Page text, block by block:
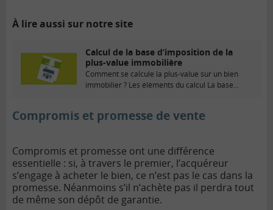
À lire aussi sur notre site
Calcul de la base d’imposition de la
plus-value immobilière
Comment se calcule la plus-value sur un bien
immobilier ? Les éléments du calcul La base...
Compromis et promesse de vente
Compromis et promesse ont une différence
essentielle : si, à travers le premier, l’acquéreur
s’engage à acheter le bien, ce n’est pas le cas dans la
promesse. Néanmoins s’il n’achète pas il perdra tout
de même son dépôt de garantie.